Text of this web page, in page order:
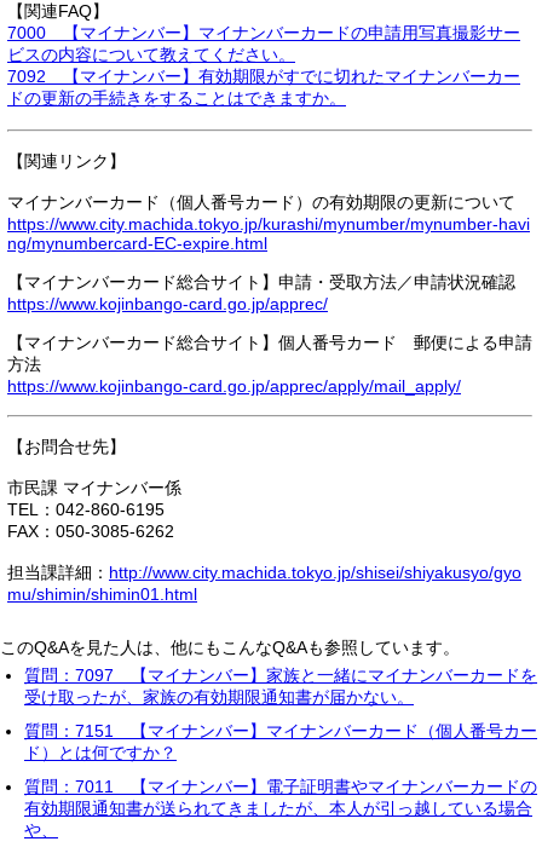
【関連FAQ】
7000 【マイナンバー】マイナンバーカードの申請用写真撮影サー
ビスの内容について教えてください。
7092 【マイナンバー】有効期限がすでに切れたマイナンバーカー
ドの更新の手続きをすることはできますか。
【関連リンク】
マイナンバーカード（個人番号カード）の有効期限の更新について
https://www.city.machida.tokyo.jp/kurashi/mynumber/mynumber-havi
ng/mynumbercard-EC-expire.html
【マイナンバーカード総合サイト】申請・受取方法／申請状況確認
https://www.kojinbango-card.go.jp/apprec/
【マイナンバーカード総合サイト】個人番号カード 郵便による申請
方法
https://www.kojinbango-card.go.jp/apprec/apply/mail_apply/
【お問合せ先】
市民課 マイナンバー係
TEL：042-860-6195
FAX：050-3085-6262
担当課詳細： http://www.city.machida.tokyo.jp/shisei/shiyakusyo/gyo
mu/shimin/shimin01.html
このQ&Aを見た人は、他にもこんなQ&Aも参照しています。
質問：7097 【マイナンバー】家族と一緒にマイナンバーカードを
受け取ったが、家族の有効期限通知書が届かない。
質問：7151 【マイナンバー】マイナンバーカード（個人番号カー
ド）とは何ですか？
質問：7011 【マイナンバー】電子証明書やマイナンバーカードの
有効期限通知書が送られてきましたが、本人が引っ越している場合
や、